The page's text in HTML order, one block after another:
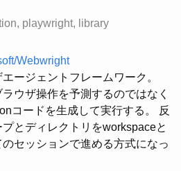
playwright library
Webwright
ージェントフレームワーク。
ウザ操作を予測するのではなく
コードを生成して実行する。 反
とディレクトリをworkspaceと
セッションで進める方式になっ